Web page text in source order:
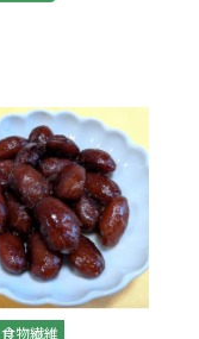
食物繊維